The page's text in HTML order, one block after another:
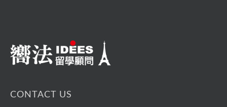
CONTACT US